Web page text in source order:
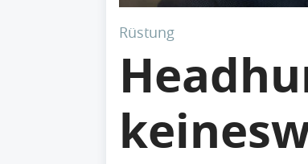
Rüstung